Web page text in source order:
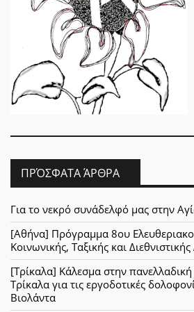
ΠΡΌΣΦΑΤΑ ΆΡΘΡΑ
Για το νεκρό συνάδελφό μας στην
[Αθήνα] Πρόγραμμα 8ου
Κοινωνικής, Ταξικής και
[Τρίκαλα] Κάλεσμα στην
Τρίκαλα για τις εργοδοτικές
Βιολάντα